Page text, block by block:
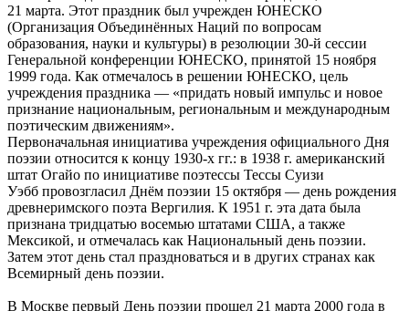
21 марта. Этот праздник был учрежден ЮНЕСКО
(Организация Объединённых Наций по вопросам
образования, науки и культуры) в резолюции 30-й сессии
Генеральной конференции ЮНЕСКО, принятой 15 ноября
1999 года. Как отмечалось в решении ЮНЕСКО, цель
учреждения праздника — «придать новый импульс и новое
признание национальным, региональным и международным
поэтическим движениям».
Первоначальная инициатива учреждения официального Дня
поэзии относится к концу 1930-х гг.: в 1938 г. американский
штат Огайо по инициативе поэтессы Тессы Суизи
Уэбб провозгласил Днём поэзии 15 октября — день рождения
древнеримского поэта Вергилия. К 1951 г. эта дата была
признана тридцатью восемью штатами США, а также
Мексикой, и отмечалась как Национальный день поэзии.
Затем этот день стал праздноваться и в других странах как
Всемирный день поэзии.
В Москве первый День поэзии прошел 21 марта 2000 года в